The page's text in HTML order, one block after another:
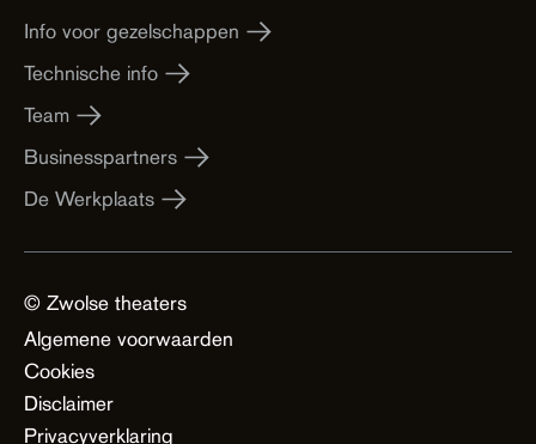
Info voor gezelschappen
Technische info
Team
Businesspartners
De Werkplaats
© Zwolse theaters
Algemene voorwaarden
Cookies
Disclaimer
Privacyverklaring